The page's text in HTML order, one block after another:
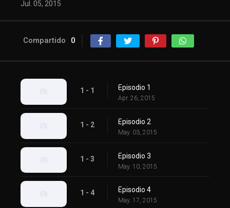
Jul. 05, 2015
Compartido 0
1 - 1 Episodio 1
Apr. 26, 2015
1 - 2 Episodio 2
May. 03, 2015
1 - 3 Episodio 3
May. 10, 2015
1 - 4 Episodio 4
May. 17, 2015